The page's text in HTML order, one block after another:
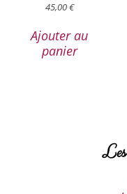
45,00€
Ajouter au
panier